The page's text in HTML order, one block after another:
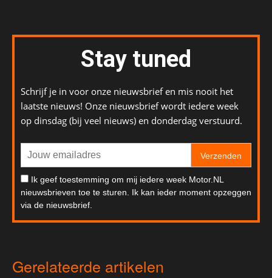
Stay tuned
Schrijf je in voor onze nieuwsbrief en mis nooit het
laatste nieuws! Onze nieuwsbrief wordt iedere week
op dinsdag (bij veel nieuws) en donderdag verstuurd.
Verzenden
Ik geef toestemming om mij iedere week Motor.NL
nieuwsbrieven toe te sturen. Ik kan ieder moment opzeggen
via de nieuwsbrief.
Gerelateerde artikelen